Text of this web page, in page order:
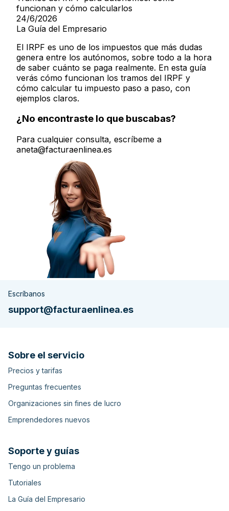
funcionan y cómo calcularlos
24/6/2026
La Guía del Empresario
El IRPF es uno de los impuestos que más dudas
genera entre los autónomos, sobre todo a la hora
de saber cuánto se paga realmente. En esta guía
verás cómo funcionan los tramos del IRPF y
cómo calcular tu impuesto paso a paso, con
ejemplos claros.
¿No encontraste lo que buscabas?
Para cualquier consulta, escríbeme a
aneta@facturaenlinea.es
Escríbanos
support@facturaenlinea.es
Sobre el servicio
Precios y tarifas
Preguntas frecuentes
Organizaciones sin fines de lucro
Emprendedores nuevos
Soporte y guías
Tengo un problema
Tutoriales
La Guía del Empresario